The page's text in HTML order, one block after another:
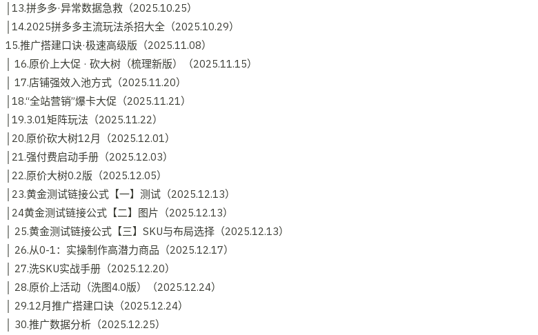
│13.拼多多·异常数据急救（2025.10.25）
│14.2025拼多多主流玩法杀招大全（2025.10.29）
15.推广搭建口诀·极速高级版（2025.11.08）
│ 16.原价上大促 · 砍大树（梳理新版）（2025.11.15）
│ 17.店铺强效入池方式（2025.11.20）
│18.“全站营销”爆卡大促（2025.11.21）
│19.3.01矩阵玩法（2025.11.22）
│20.原价砍大树12月（2025.12.01）
│21.强付费启动手册（2025.12.03）
│22.原价大树0.2版（2025.12.05）
│23.黄金测试链接公式【一】测试（2025.12.13）
│24黄金测试链接公式【二】图片（2025.12.13）
│ 25.黄金测试链接公式【三】SKU与布局选择（2025.12.13）
│ 26.从0-1：实操制作高潜力商品（2025.12.17）
│ 27.洗SKU实战手册（2025.12.20）
│ 28.原价上活动（洗图4.0版）（2025.12.24）
│ 29.12月推广搭建口诀（2025.12.24）
│ 30.推广数据分析（2025.12.25）